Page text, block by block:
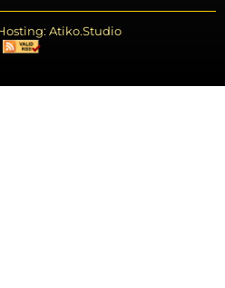
Atiko.Studio